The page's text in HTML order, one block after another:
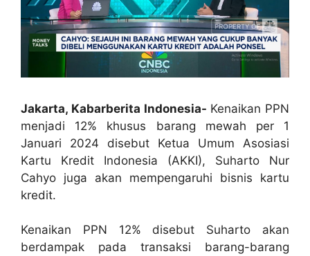
Jakarta, Kabarberita Indonesia- Kenaikan PPN
menjadi 12% khusus barang mewah per 1
Januari 2024 disebut Ketua Umum Asosiasi
Kartu Kredit Indonesia (AKKI), Suharto Nur
Cahyo juga akan mempengaruhi bisnis kartu
kredit.
Kenaikan PPN 12% disebut Suharto akan
berdampak pada transaksi barang-barang